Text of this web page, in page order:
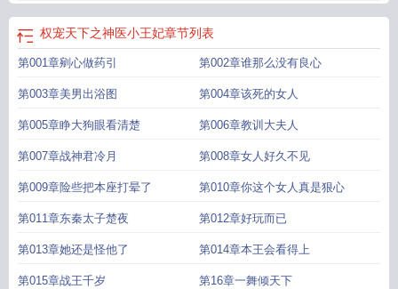
毒妃权倾天下TXT权宠天下之神医小王妃权倾天下神医毒妃很轻狂神医毒妃权
倾天下权倾天下冷王的神医毒妃权宠天下神医小毒妃笔趣阁
权宠天下之神医小王妃章节列表
第001章剜心做药引 第002章谁那么没有良心
第003章美男出浴图 第004章该死的女人
第005章睁大狗眼看清楚 第006章教训大夫人
第007章战神君冷月 第008章女人好久不见
第009章险些把本座打晕了 第010章你这个女人真是狠心
第011章东秦太子楚夜 第012章好玩而已
第013章她还是怪他了 第014章本王会看得上
第015章战王千岁 第16章一舞倾天下